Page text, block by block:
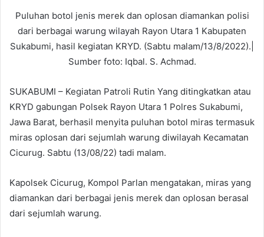
Puluhan botol jenis merek dan oplosan diamankan polisi
dari berbagai warung wilayah Rayon Utara 1 Kabupaten
Sukabumi, hasil kegiatan KRYD. (Sabtu malam/13/8/2022).|
Sumber foto: Iqbal. S. Achmad.
SUKABUMI – Kegiatan Patroli Rutin Yang ditingkatkan atau
KRYD gabungan Polsek Rayon Utara 1 Polres Sukabumi,
Jawa Barat, berhasil menyita puluhan botol miras termasuk
miras oplosan dari sejumlah warung diwilayah Kecamatan
Cicurug. Sabtu (13/08/22) tadi malam.
Kapolsek Cicurug, Kompol Parlan mengatakan, miras yang
diamankan dari berbagai jenis merek dan oplosan berasal
dari sejumlah warung.